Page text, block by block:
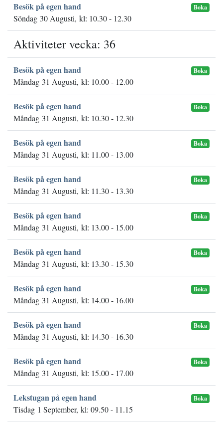
Besök på egen hand Boka
Söndag 30 Augusti, kl: 10.30 - 12.30
Aktiviteter vecka: 36
Besök på egen hand Boka
Måndag 31 Augusti, kl: 10.00 - 12.00
Besök på egen hand Boka
Måndag 31 Augusti, kl: 10.30 - 12.30
Besök på egen hand Boka
Måndag 31 Augusti, kl: 11.00 - 13.00
Besök på egen hand Boka
Måndag 31 Augusti, kl: 11.30 - 13.30
Besök på egen hand Boka
Måndag 31 Augusti, kl: 13.00 - 15.00
Besök på egen hand Boka
Måndag 31 Augusti, kl: 13.30 - 15.30
Besök på egen hand Boka
Måndag 31 Augusti, kl: 14.00 - 16.00
Besök på egen hand Boka
Måndag 31 Augusti, kl: 14.30 - 16.30
Besök på egen hand Boka
Måndag 31 Augusti, kl: 15.00 - 17.00
Lekstugan på egen hand Boka
Tisdag 1 September, kl: 09.50 - 11.15